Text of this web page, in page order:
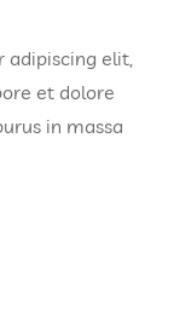
elit,
et dolore
in massa